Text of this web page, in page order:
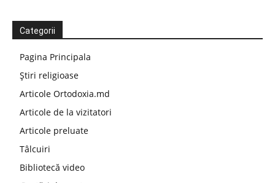
Categorii
Pagina Principala
Știri religioase
Articole Ortodoxia.md
Articole de la vizitatori
Articole preluate
Tâlcuiri
Bibliotecă video